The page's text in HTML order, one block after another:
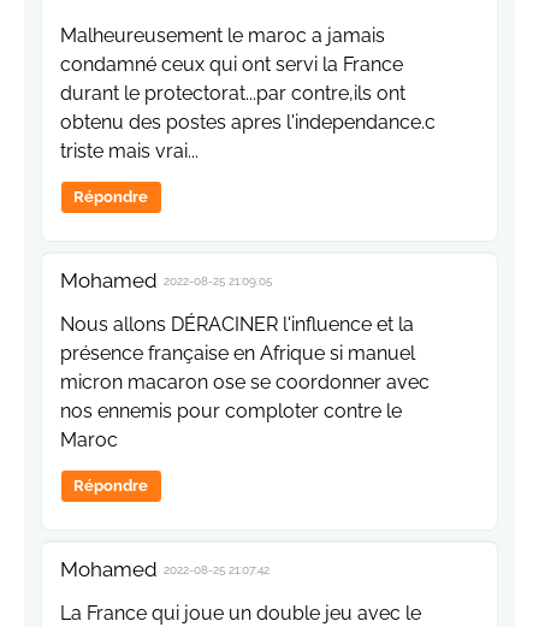
Malheureusement le maroc a jamais
condamné ceux qui ont servi la France
durant le protectorat...par contre,ils ont
obtenu des postes apres l'independance.c
triste mais vrai...
Répondre
Mohamed 2022-08-25 21:09:05
Nous allons DÉRACINER l'influence et la
présence française en Afrique si manuel
micron macaron ose se coordonner avec
nos ennemis pour comploter contre le
Maroc
Répondre
Mohamed 2022-08-25 21:07:42
La France qui joue un double jeu avec le